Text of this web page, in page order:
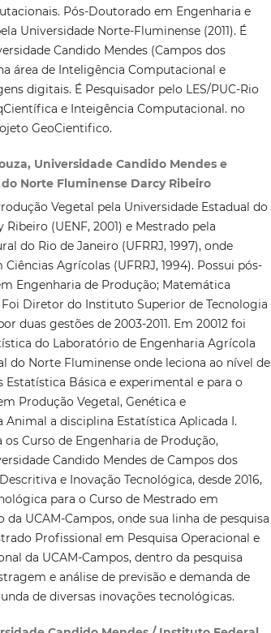
Pós-Doutorado em Engenharia e
Universidade Norte-Fluminense (2011). É
Candido Mendes (Campos dos
área de Inteligência Computacional e
digitais. É Pesquisador pelo LES/PUC-Rio
e Inteigência Computacional. no
GeoCientifico.
Universidade Candido Mendes e
Norte Fluminense Darcy Ribeiro
Vegetal pela Universidade Estadual do
(UENF, 2001) e Mestrado pela
do Rio de Janeiro (UFRRJ, 1997), onde
Agrícolas (UFRRJ, 1994). Possui pós-
Engenharia de Produção; Matemática
Diretor do Instituto Superior de Tecnologia
duas gestões de 2003-2011. Em 20012 foi
do Laboratório de Engenharia Agrícola
do Norte Fluminense onde leciona ao nível de
Estatística Básica e experimental e para o
Produção Vegetal, Genética e
Animal a disciplina Estatística Aplicada I.
os Curso de Engenharia de Produção,
Candido Mendes de Campos dos
e Inovação Tecnológica, desde 2016,
para o Curso de Mestrado em
da UCAM-Campos, onde sua linha de pesquisa
Profissional em Pesquisa Operacional e
da UCAM-Campos, dentro da pesquisa
e análise de previsão e demanda de
de diversas inovações tecnológicas.